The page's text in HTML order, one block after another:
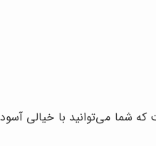
شما می‌توانید با خیالی